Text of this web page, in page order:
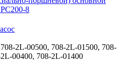
2L-00500, 708-2L-01500, 708-
00400, 708-2L-01400